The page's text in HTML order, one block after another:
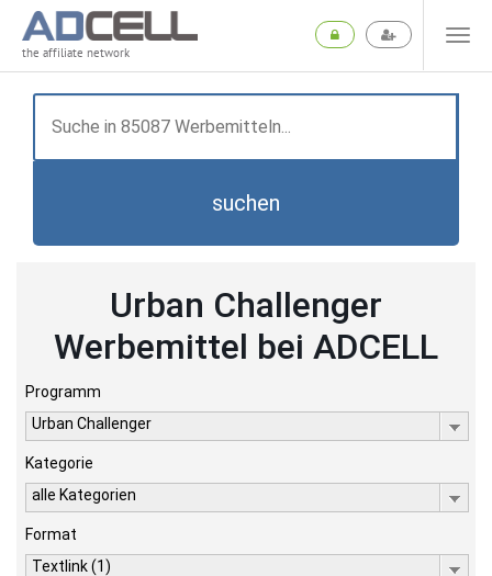
the affiliate network
suchen
Urban Challenger
Werbemittel bei ADCELL
Programm
Urban Challenger
Kategorie
alle Kategorien
Format
Textlink (1)